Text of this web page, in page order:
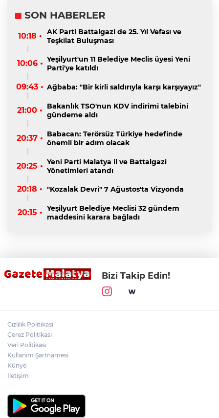
SON HABERLER
10:18 •
AK Parti Battalgazi de 25. Yıl Vefası ve
Teşkilat Buluşması
10:06 • Yeşilyurt'un 11 Belediye Meclis üyesi Yeni
Parti'ye katıldı
09:43 • Ağbaba: "Bir kirli saldırıyla karşı karşıyayız"
21:00 •
Bakanlık TSO'nun KDV indirimi talebini
gündeme aldı
20:37 • Babacan: Terörsüz Türkiye hedefinde
önemli bir adım olacak
20:25 • Yeni Parti Malatya il ve Battalgazi
Yönetimleri atandı
20:18 • "Kozalak Devri" 7 Ağustos'ta Vizyonda
20:15 • Yeşilyurt Belediye Meclisi 32 gündem
maddesini karara bağladı
Bizi Takip Edin!
Gizlilik Politikası
Çerez Politikası
Veri Politikası
Kullanım Şartnamesi
Künye
İletişim